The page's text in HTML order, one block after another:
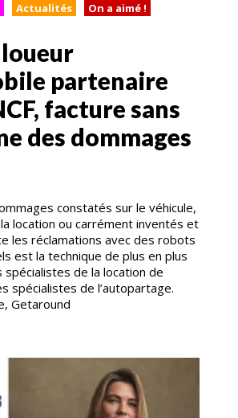
Actualités On a aimé !
partenaire
facture sans
des dommages
constatés sur le véhicule,
location ou carrément inventés et
les réclamations avec des robots
est la technique de plus en plus
de la location de
spécialistes de l’autopartage.
Getaround